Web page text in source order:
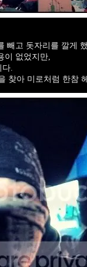
빼고 돗자리를 깔게
이 없었지만,
다.
찾아 미로처럼 한참